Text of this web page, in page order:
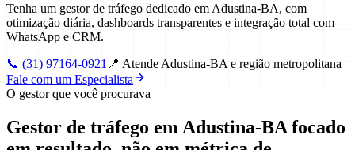
Tenha um gestor de tráfego dedicado em Adustina-BA, com
otimização diária, dashboards transparentes e integração total com
WhatsApp e CRM.
📞 (31) 97164-0921 📍 Atende Adustina-BA e região metropolitana
Fale com um Especialista
O gestor que você procurava
Gestor de tráfego em Adustina-BA focado